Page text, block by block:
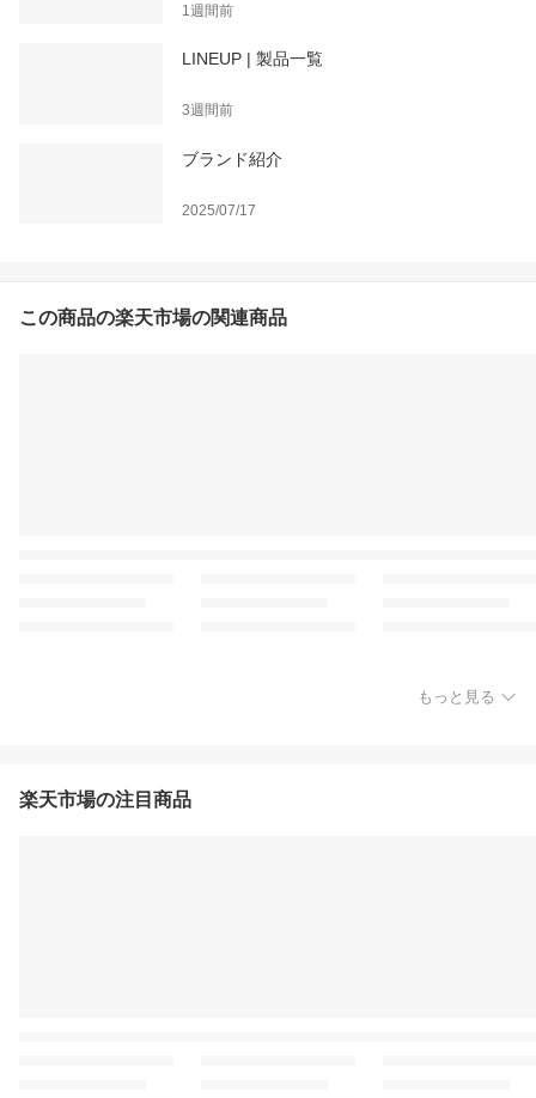
1週間前
LINEUP | 製品一覧
3週間前
ブランド紹介
2025/07/17
この商品の楽天市場の関連商品
もっと見る
楽天市場の注目商品